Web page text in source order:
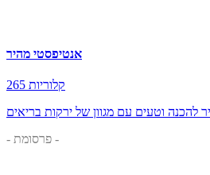
אנטיפסטי מהיר
265 קלוריות
להכנה וטעים עם מגוון של ירקות בריאים
- פרסומת -